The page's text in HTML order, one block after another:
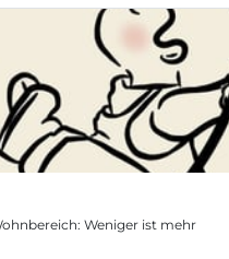
Weniger ist mehr